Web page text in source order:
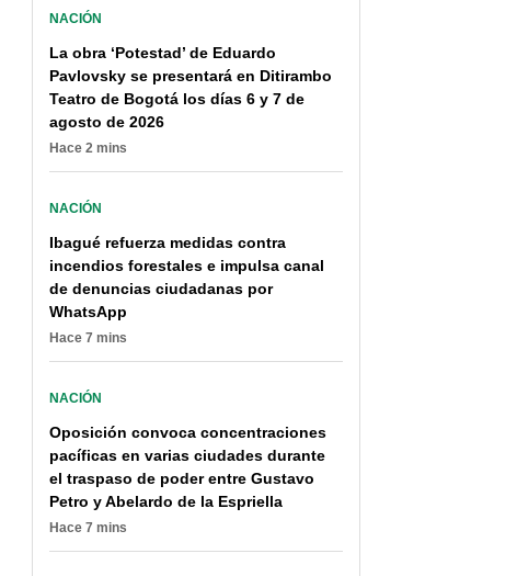
Denuncian tarifas
abismales de luz en
Barranquilla; hasta
periodista de Blu Radio
NACIÓN
La obra ‘Potestad’ de Eduardo
Pavlovsky se presentará en Ditirambo
Teatro de Bogotá los días 6 y 7 de
agosto de 2026
Hace 2 mins
NACIÓN
Ibagué refuerza medidas contra
incendios forestales e impulsa canal
de denuncias ciudadanas por
WhatsApp
Hace 7 mins
NACIÓN
Oposición convoca concentraciones
pacíficas en varias ciudades durante
el traspaso de poder entre Gustavo
Petro y Abelardo de la Espriella
Hace 7 mins